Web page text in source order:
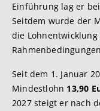
Einführung lag er
Seitdem wurde der
die
Seit dem 1. Januar
Mindestlohn 13,90
2027 steigt er nach